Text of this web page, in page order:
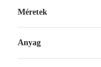
Méretek
Anyag